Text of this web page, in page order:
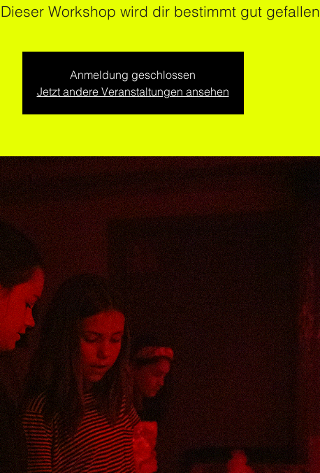
Workshop wird dir bestimmt gut
Anmeldung geschlossen
Jetzt andere Veranstaltungen ansehen